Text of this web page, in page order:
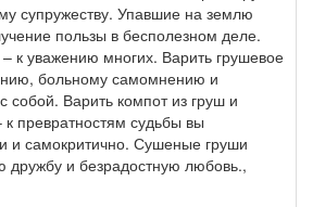
супружеству. Упавшие на землю
пользы в бесполезном деле.
к уважению многих. Варить грушевое
больному самомнению и
собой. Варить компот из груш и
к превратностям судьбы вы
и самокритично. Сушеные груши
дружбу и безрадостную любовь.,